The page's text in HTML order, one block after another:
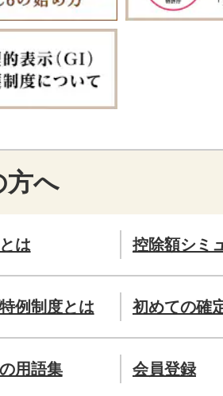
方へ
は 控除額シミ
例制度とは 初めての確
用語集 会員登録